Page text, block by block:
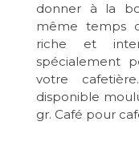
donner à la
même temps
riche et
spécialement
votre
disponible
gr. Café pour